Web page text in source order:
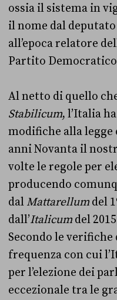
ossia il sistema in
il nome dal
all’epoca relatore
Partito
Al netto di quello
Stabilicum, l’Italia
modifiche alla
anni Novanta il
volte le regole per
producendo
dal Mattarellum del
dall’Italicum del
Secondo le verifiche
frequenza con cui
per l’elezione dei
eccezionale tra le